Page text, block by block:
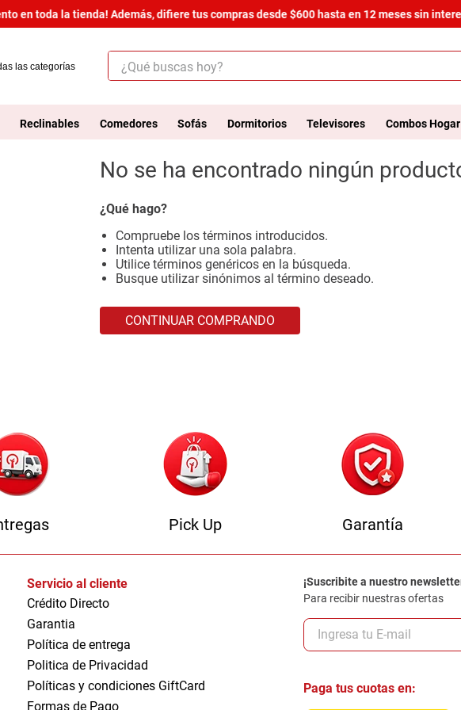
en toda la tienda! Además, difiere tus compras desde $600 hasta en 12 meses sin
¿Qué buscas hoy?
Reclinables Comedores Sofás Dormitorios Televisores Combos Hogar
No se ha encontrado ningún
¿Qué hago?
Compruebe los términos introducidos.
Intenta utilizar una sola palabra.
Utilice términos genéricos en la búsqueda.
Busque utilizar sinónimos al término deseado.
CONTINUAR COMPRANDO
Pick Up Garantía
Servicio al cliente
Crédito Directo
Garantia
Política de entrega
Politica de Privacidad
Políticas y condiciones GiftCard
Formas de Pago
¡Suscribite a nuestro
Para recibir nuestras ofertas
Paga tus cuotas en:
1.
salas
3
comedor
4.
cómoda estilo
5.
zapatera
6.
cama
armario lux
comoda